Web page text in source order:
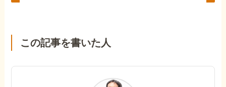
この記事を書いた人